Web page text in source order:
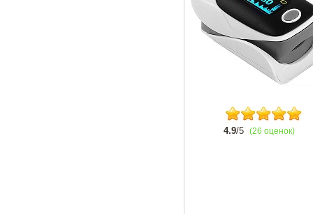
4.9/5 (26 оценок)